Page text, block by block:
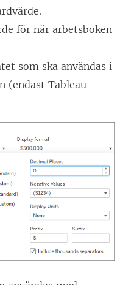
för när arbetsboken
som ska användas i
(endast Tableau